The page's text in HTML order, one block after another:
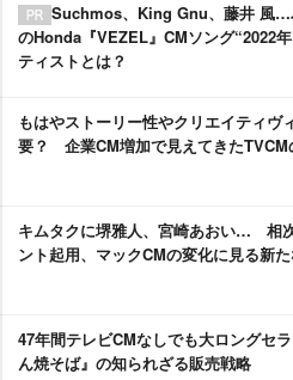
Suchmos、King Gnu、藤井 風…
のHonda『VEZEL』CMソング“2022
ティストとは？
もはやストーリー性やクリエイティヴ
要？ 企業CM増加で見えてきたTVCM
キムタクに堺雅人、宮崎あおい… 相
ント起用、マックCMの変化に見る新
47年間テレビCMなしでも大ロングセ
ん焼そば』の知られざる販売戦略